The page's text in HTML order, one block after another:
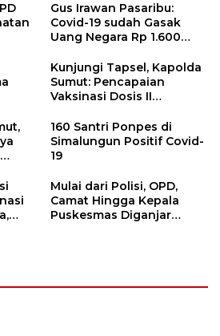
Gus Irawan Pasaribu:
Covid-19 sudah Gasak
Uang Negara Rp 1.600
Kunjungi Tapsel, Kapolda
Sumut: Pencapaian
Vaksinasi Dosis II
sebesar 70 %.
160 Santri Ponpes di
Simalungun Positif Covid-
19
Mulai dari Polisi, OPD,
Camat Hingga Kepala
Puskesmas Diganjar